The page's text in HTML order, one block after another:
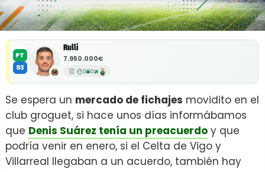
PT
93
Rulli
7.950.000€
0 0
Se espera un mercado de fichajes movidito en el
club groguet, si hace unos días informábamos
que Denis Suárez tenía un preacuerdo y que
podría venir en enero, si el Celta de Vigo y
Villarreal llegaban a un acuerdo, también hay